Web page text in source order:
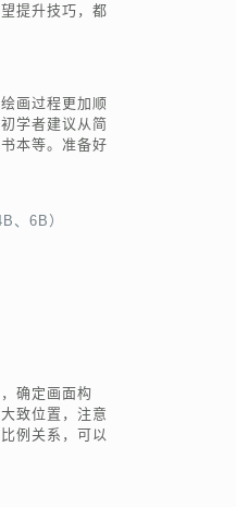
提升技巧，都
画过程更加顺
学者建议从简
本等。准备好
、6B）
确定画面构
致位置，注意
例关系，可以